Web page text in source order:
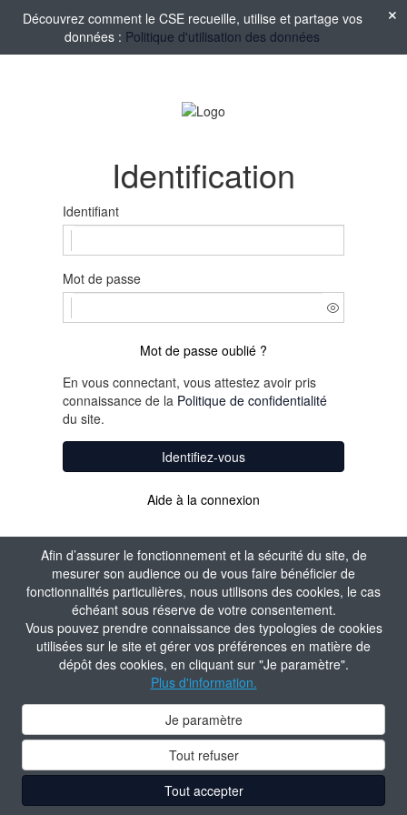
Afin d’assurer le fonctionnement et la sécurité du site, de
mesurer son audience ou de vous faire bénéficier de
fonctionnalités particulières, nous utilisons des cookies, le cas
échéant sous réserve de votre consentement.
Vous pouvez prendre connaissance des typologies de cookies
utilisées sur le site et gérer vos préférences en matière de
dépôt des cookies, en cliquant sur "Je paramètre".
Plus d'information.
Je paramètre
Tout refuser
Tout accepter
Découvrez comment le CSE recueille, utilise et partage vos
données : Politique d'utilisation des données
Identification
Identifiant
Mot de passe
Mot de passe oublié ?
En vous connectant, vous attestez avoir pris
connaissance de la Politique de confidentialité
du site.
Identifiez-vous
Aide à la connexion